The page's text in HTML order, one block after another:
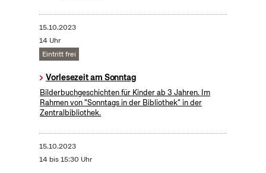
15.10.2023
14 Uhr
Eintritt frei
Vorlesezeit am Sonntag
Bilderbuchgeschichten für Kinder ab 3 Jahren. Im
Rahmen von "Sonntags in der Bibliothek" in der
Zentralbibliothek.
15.10.2023
14 bis 15:30 Uhr